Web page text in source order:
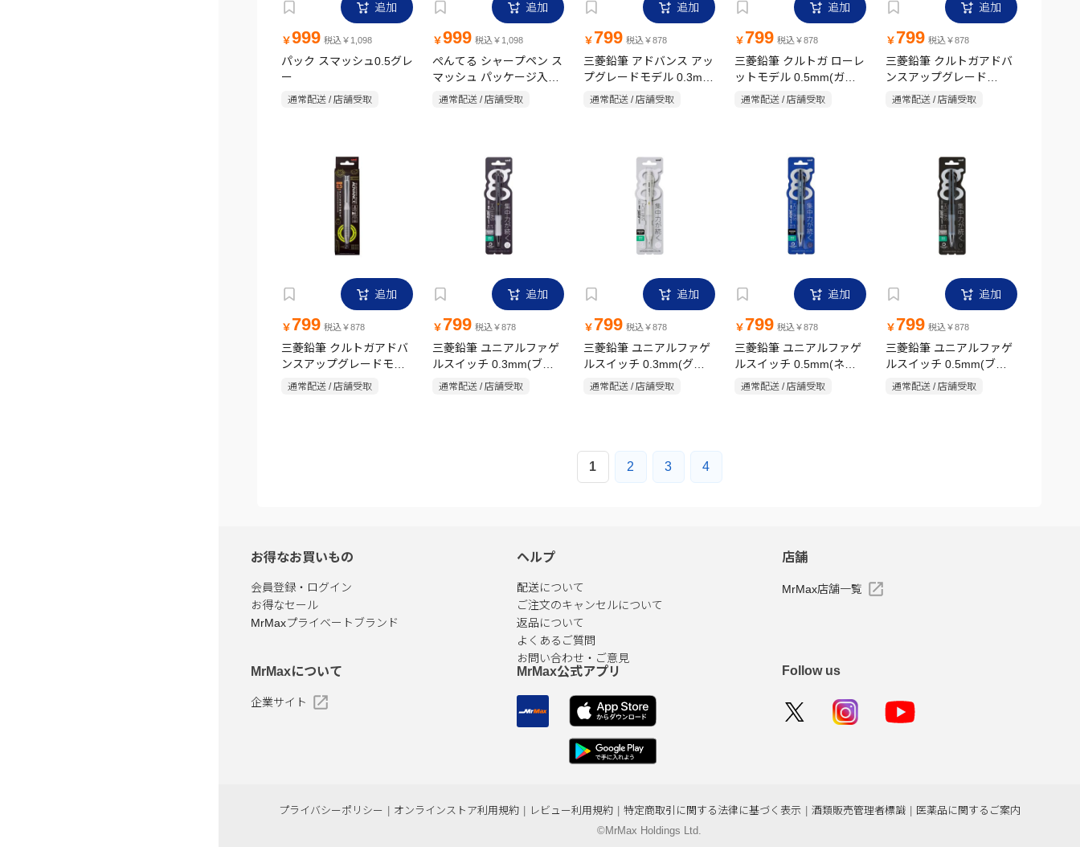
追加
￥999 税込￥1,098
パック スマッシュ0.5グレ
ー
通常配送 / 店舗受取
追加
￥999 税込￥1,098
ぺんてる シャープペン ス
マッシュ パッケージ入
0.5mm レッド XQ1005-B
通常配送 / 店舗受取
追加
￥ 799 税込￥878
三菱鉛筆 アドバンス アッ
プグレードモデル 0.3mm
ブラック
通常配送 / 店舗受取
追加
￥ 799 税込￥878
三菱鉛筆 クルトガ ローレ
ットモデル 0.5mm(ガン
メタリック)
通常配送 / 店舗受取
追加
￥ 799 税込￥878
三菱鉛筆 クルトガアドバ
ンスアップグレード
0.5mm(ガンメタリック)
通常配送 / 店舗受取
追加
￥ 799 税込￥878
三菱鉛筆 クルトガアドバ
ンスアップグレードモデ
ル 0.5mm(ホワイト)
通常配送 / 店舗受取
追加
￥ 799 税込￥878
三菱鉛筆 ユニアルファゲ
ルスイッチ 0.3mm(ブラ
ック)
通常配送 / 店舗受取
追加
￥ 799 税込￥878
三菱鉛筆 ユニアルファゲ
ルスイッチ 0.3mm(グレ
ー)
通常配送 / 店舗受取
追加
￥ 799 税込￥878
三菱鉛筆 ユニアルファゲ
ルスイッチ 0.5mm(ネイ
ビー)
通常配送 / 店舗受取
追加
￥ 799 税込￥878
三菱鉛筆 ユニアルファゲ
ルスイッチ 0.5mm(ブラ
ック)
通常配送 / 店舗受取
1 2 3 4
お得なお買いもの
会員登録・ログイン
お得なセール
MrMaxプライベートブランド
ヘルプ
配送について
ご注文のキャンセルについて
返品について
よくあるご質問
お問い合わせ・ご意見
店舗
MrMax店舗一覧
MrMaxについて
企業サイト
MrMax公式アプリ Follow us
プライバシーポリシー オンラインストア利用規約 レビュー利用規約 特定商取引に関する法律に基づく表示 酒類販売管理者標識
医薬品に関するご案内
©MrMax Holdings Ltd.